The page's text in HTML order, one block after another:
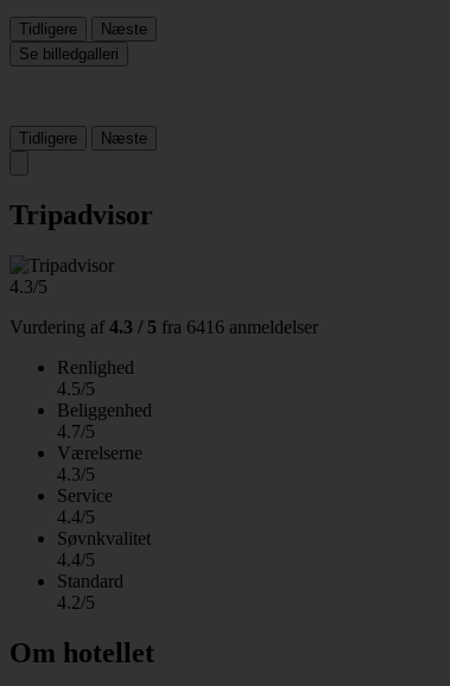
Tidligere
Næste
Se billedgalleri
Tidligere Næste
Tripadvisor
4.3/5
Vurdering af 4.3 / 5 fra 6416 anmeldelser
Renlighed
4.5/5
Beliggenhed
4.7/5
Værelserne
4.3/5
Service
4.4/5
Søvnkvalitet
4.4/5
Standard
4.2/5
Om hotellet